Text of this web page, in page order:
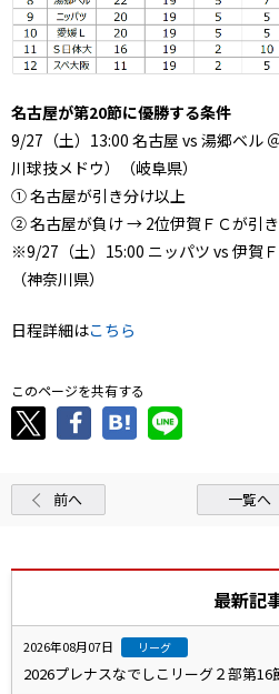
名古屋が第20節に優勝する条件
9/27（土）13:00 名古屋 vs 湯郷ベル
川球技メドウ）（岐阜県）
① 名古屋が引き分け以上
② 名古屋が負け → 2位伊賀ＦＣが引
※9/27（土）15:00 ニッパツ vs 伊賀
（神奈川県）
日程詳細はこちら
このページを共有する
前へ 一覧へ
最新記
2026年08月07日 リーグ
2026プレナスなでしこリーグ２部第